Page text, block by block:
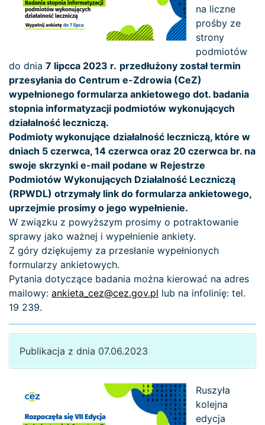
na liczne
prośby ze
strony
podmiotów
do dnia 7 lipcca 2023 r. przedłużony został termin
przesyłania do Centrum e-Zdrowia (CeZ)
wypełnionego formularza ankietowego dot. badania
stopnia informatyzacji podmiotów wykonujących
działalność leczniczą.
Podmioty wykonujące działalność leczniczą, które w
dniach 5 czerwca, 14 czerwca oraz 20 czerwca br. na
swoje skrzynki e-mail podane w Rejestrze
Podmiotów Wykonujących Działalność Leczniczą
(RPWDL) otrzymały link do formularza ankietowego,
uprzejmie prosimy o jego wypełnienie.
W związku z powyższym prosimy o potraktowanie
sprawy jako ważnej i wypełnienie ankiety.
Z góry dziękujemy za przesłanie wypełnionych
formularzy ankietowych.
Pytania dotyczące badania można kierować na adres
mailowy: ankieta_cez@cez.gov.pl lub na infolinię: tel.
19 239.
Publikacja z dnia 07.06.2023
Ruszyła
kolejna
edycja